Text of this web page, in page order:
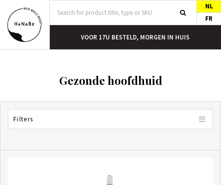
NL
FR
HUIS GRATIS VERZENDING VANAF €40
Gezonde hoofdhuid
Filters